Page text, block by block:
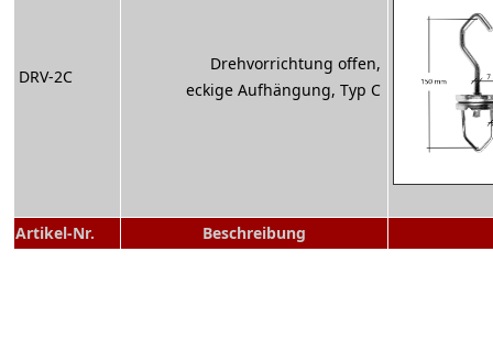
Artikel-Nr. Beschreibung
DRV-2C
Drehvorrichtung offen,
eckige Aufhängung, Typ C